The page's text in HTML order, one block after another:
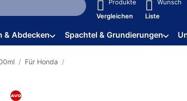
Produkte
Vergleichen
Wunsch
Liste
& Abdecken Spachtel & Grundierungen
Für Honda